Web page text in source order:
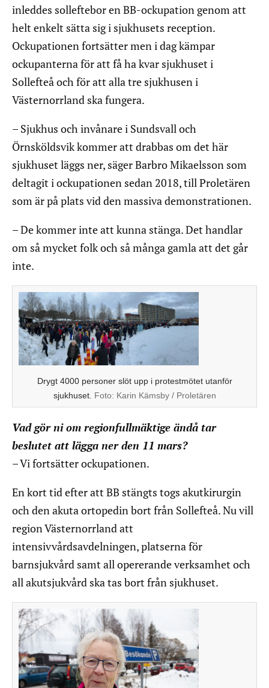
inleddes solleftebor en BB-ockupation genom att
helt enkelt sätta sig i sjukhusets reception.
Ockupationen fortsätter men i dag kämpar
ockupanterna för att få ha kvar sjukhuset i
Sollefteå och för att alla tre sjukhusen i
Västernorrland ska fungera.
– Sjukhus och invånare i Sundsvall och
Örnsköldsvik kommer att drabbas om det här
sjukhuset läggs ner, säger Barbro Mikaelsson som
deltagit i ockupationen sedan 2018, till Proletären
som är på plats vid den massiva demonstrationen.
– De kommer inte att kunna stänga. Det handlar
om så mycket folk och så många gamla att det går
inte.
Drygt 4000 personer slöt upp i protestmötet utanför
sjukhuset. Foto: Karin Kämsby / Proletären
Vad gör ni om regionfullmäktige ändå tar
beslutet att lägga ner den 11 mars?
– Vi fortsätter ockupationen.
En kort tid efter att BB stängts togs akutkirurgin
och den akuta ortopedin bort från Sollefteå. Nu vill
region Västernorrland att
intensivvårdsavdelningen, platserna för
barnsjukvård samt all opererande verksamhet och
all akutsjukvård ska tas bort från sjukhuset.